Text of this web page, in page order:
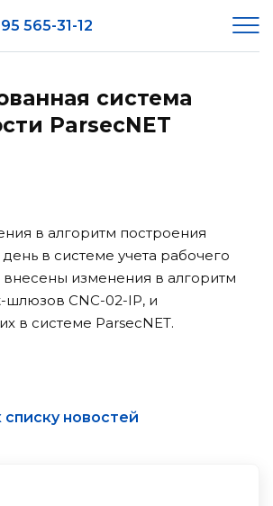
565-31-12
система
ParsecNET
в алгоритм построения
в системе учета рабочего
изменения в алгоритм
CNC-02-IP, и
в системе ParsecNET.
списку новостей